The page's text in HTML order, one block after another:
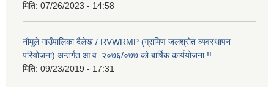
मिति: 07/26/2023 - 14:58
नौमूले गाउँपालिका दैलेख / RVWRMP (ग्रामिण जलश्रोत व्यवस्थापन
परियोजना) अन्तर्गत आ.व. २०७६/०७७ को बार्षिक कार्ययोजना !!
मिति: 09/23/2019 - 17:31